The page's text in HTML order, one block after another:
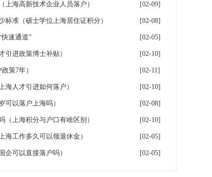
上海高新技术企业人员落户） [02-09]
标准（硕士学位上海居住证积分） [02-08]
速通道” [02-05]
引进政策博士补贴） [02-10]
策7年） [02-11]
海人才引进如何落户） [02-10]
可以落户上海吗） [02-08]
（上海积分与户口有啥区别） [02-10]
海工作多久可以领退休金） [02-05]
企可以直接落户吗） [02-05]